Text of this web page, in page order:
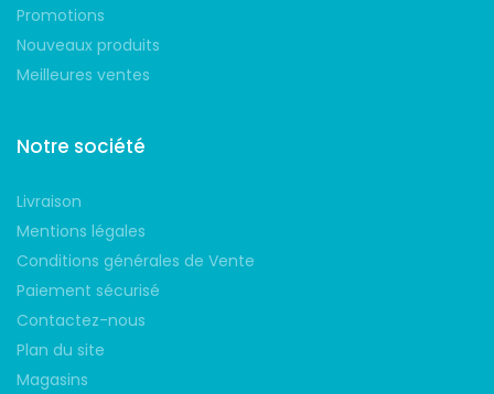
Promotions
Nouveaux produits
Meilleures ventes
Notre société
Livraison
Mentions légales
Conditions générales de Vente
Paiement sécurisé
Contactez-nous
Plan du site
Magasins